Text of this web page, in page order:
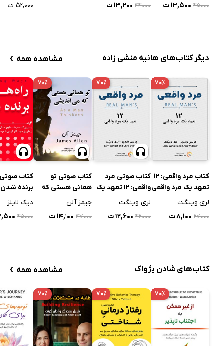
۴۵۰۰۰ ۱۳,۵۰۰ ت ۴۴۰۰۰ ۱۳,۲۰۰ ت
۵۲,۰۰۰ ت
دیگر کتاب‌های هانیه منشی زاده مشاهده همه ›
۷۰٪
کتاب مرد واقعی: 12
تعهد یک مرد واقعی
لری وینگت
۲۷۰۰۰ ۸,۱۰۰ ت
۷۰٪
کتاب صوتی مرد
واقعی: 12 تعهد یک
مرد واقعی
لری وینگت
۴۲۰۰۰ ۱۲,۶۰۰ ت
۷۰٪
کتاب صوتی تو
همانی هستی که
می‌اندیشی
جیمز آلن
۴۷۰۰۰ ۱۴,۱۰۰ ت
کتاب
برنده شدن
دیک لایلز
۴۵۰۰۰
کتاب‌های شادن پژواک مشاهده همه ›
۷۰٪ ۷۰٪ ۷۰٪